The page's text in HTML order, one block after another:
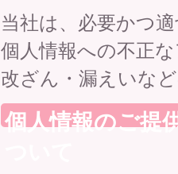
当社は、必要かつ
個人情報への不正
改ざん・漏えいな
個人情報のご提